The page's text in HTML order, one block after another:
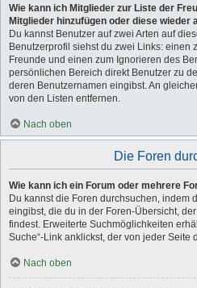
Wie kann ich Mitglieder zur Liste der
Mitglieder hinzufügen oder diese wieder
Du kannst Benutzer auf zwei Arten auf
Benutzerprofil siehst du zwei Links: einen
Freunde und einen zum Ignorieren des
persönlichen Bereich direkt Benutzer zu
deren Benutzernamen eingibst. An
von den Listen entfernen.
Nach oben
Die Foren
Wie kann ich ein Forum oder mehrere
Du kannst die Foren durchsuchen, indem
eingibst, die du in der Foren-Übersicht,
findest. Erweiterte Suchmöglichkeiten
Suche“-Link anklickst, der von jeder Seite
Nach oben